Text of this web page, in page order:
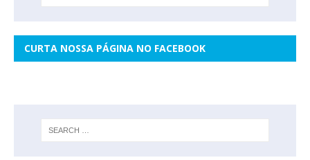
CURTA NOSSA PÁGINA NO FACEBOOK